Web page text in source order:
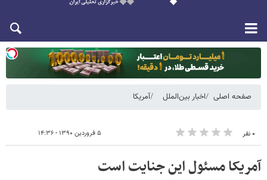
صفحه اصلی اخبار بین‌الملل آمریکا
۰ نفر ۵ فروردین ۱۳۹۰ - ۱۴:۳۶
آمریکا مسئول این جنایت است